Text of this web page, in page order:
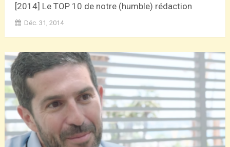
[2014] Le TOP 10 de notre (humble) rédaction
Déc. 31, 2014